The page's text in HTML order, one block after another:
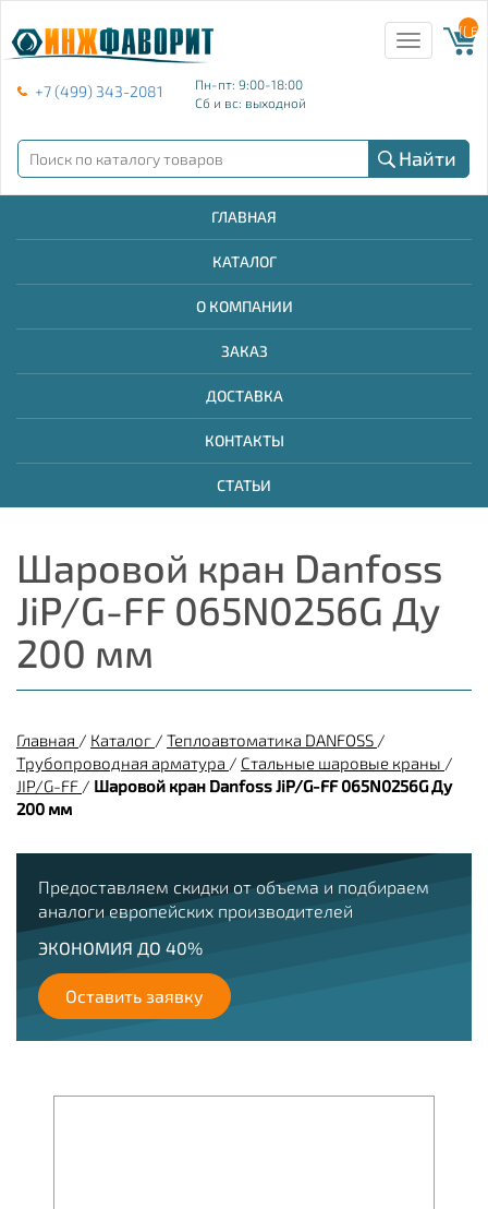
+7 (499) 343-2081
Пн-пт: 9:00-18:00
Сб и вс: выходной
Toggle
navigation
{{
Найти
ГЛАВНАЯ
КАТАЛОГ
О КОМПАНИИ
ЗАКАЗ
ДОСТАВКА
КОНТАКТЫ
СТАТЬИ
Шаровой кран Danfoss
JiP/G-FF 065N0256G Ду
200 мм
Главная / Каталог / Теплоавтоматика DANFOSS /
Трубопроводная арматура / Стальные шаровые краны /
JIP/G-FF / Шаровой кран Danfoss JiP/G-FF 065N0256G Ду
200 мм
Предоставляем скидки от объема и подбираем
аналоги европейских производителей
ЭКОНОМИЯ ДО 40%
Оставить заявку